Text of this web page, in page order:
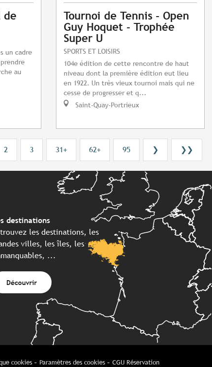
de
un cadre
au
Tournoi de Tennis - Open
Guy Hoquet - Trophée
Super U
SPORTS ET LOISIRS
104e édition de cette rencontre de haut
niveau dont la première édition eut lieu
en 1922. Un très vieux tournoi mais qui ne
cesse de progresser et q...
Saint-Quay-Portrieux
2 3 31+ 62+ 95 ❯ ❯❯
destinations
les destinations, les
villes, les îles, les
...
Découvrir
cookies Paramètres des cookies CGU Réservation